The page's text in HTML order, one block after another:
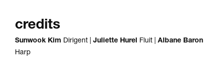
credits
Sunwook Kim Dirigent | Juliette Hurel Fluit | Albane Baron
Harp